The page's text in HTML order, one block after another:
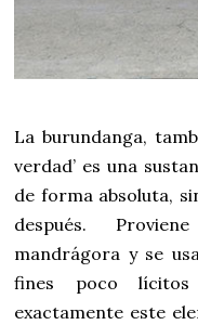
La burundanga,
verdad’ es una
de forma absoluta,
después.
mandrágora y se
fines poco
exactamente este